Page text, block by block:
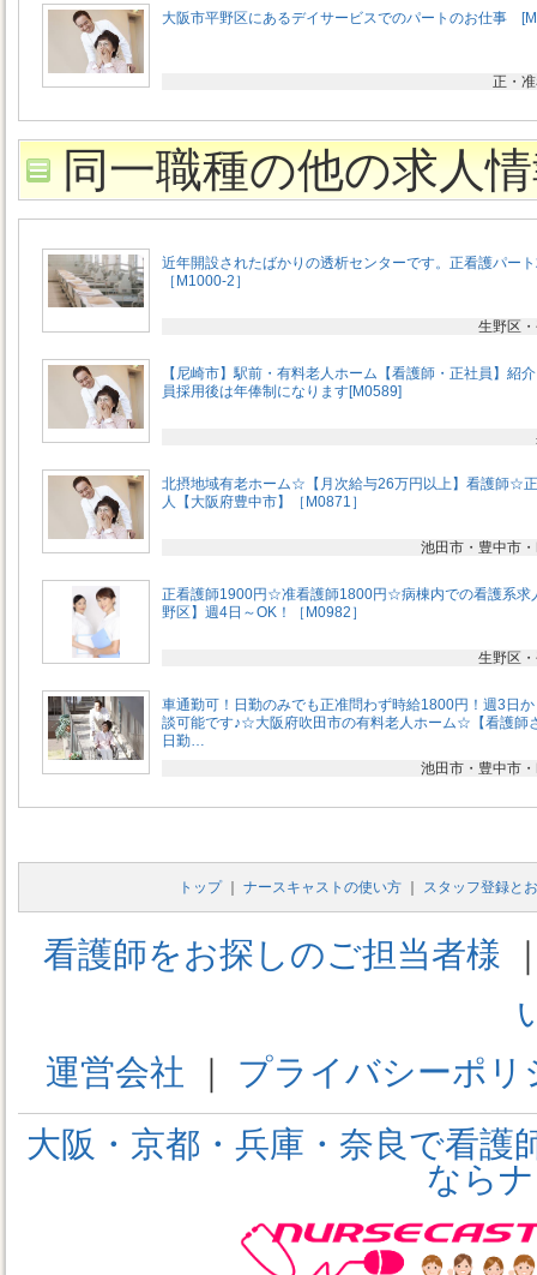
大阪市平野区にあるデイサービスでのパートのお仕事
正・
同一職種の他の求人
近年開設されたばかりの透析センターです。正看護パー
［M1000-2］
生野区
【尼崎市】駅前・有料老人ホーム【看護師・正社員】紹
員採用後は年俸制になります[M0589]
北摂地域有老ホーム☆【月次給与26万円以上】看護師☆
人【大阪府豊中市】［M0871］
池田市・豊中市
正看護師1900円☆准看護師1800円☆病棟内での看護系求
野区】週4日～OK！［M0982］
生野区
車通勤可！日勤のみでも正准問わず時給1800円！週3日
談可能です♪☆大阪府吹田市の有料老人ホーム☆【看護師
日勤…
池田市・豊中市
トップ｜ ナースキャストの使い方｜ スタッフ登録と
看護師をお探しのご担当者様
運営会社 ｜ プライバシーポリ
大阪・京都・兵庫・奈良で看
なら